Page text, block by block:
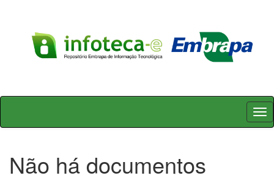
Skip
Não há documentos